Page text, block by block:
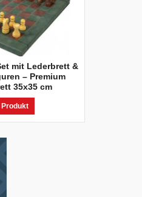
mit Lederbrett &
– Premium
35x35 cm
Produkt